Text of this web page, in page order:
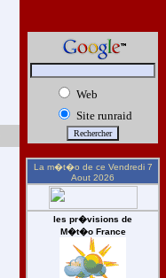
Web
Site runraid
La m�t�o de ce Vendredi 7
Aout 2026
les pr�visions de
M�t�o France